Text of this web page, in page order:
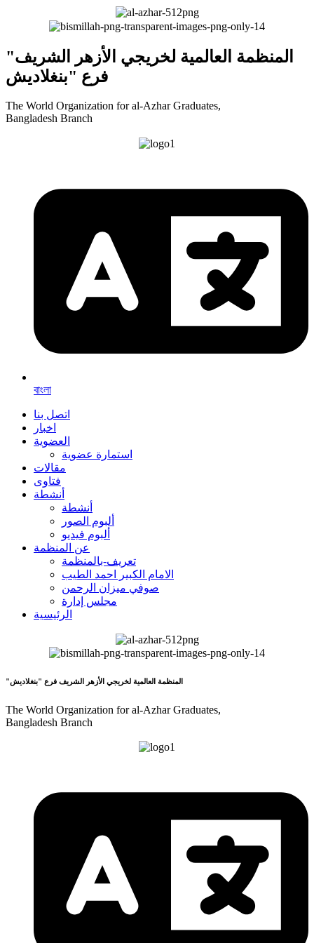
"المنظمة العالمية لخريجي الأزهر الشريف
فرع "بنغلاديش
The World Organization for al-Azhar Graduates,
Bangladesh Branch
বাংলা
اتصل بنا
اخبار
العضوية
استمارة عضوية
مقالات
فتاوى
أنشطة
أنشطة
ألبوم الصور
ألبوم فيديو
عن المنظمة
تعريف-بالمنظمة
الامام الكبير احمد الطيب
صوفي ميزان الرحمن
مجلس إدارة
الرئيسية
"المنظمة العالمية لخريجي الأزهر الشريف فرع "بنغلاديش
The World Organization for al-Azhar Graduates,
Bangladesh Branch